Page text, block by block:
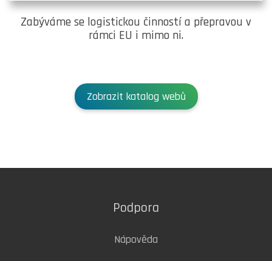
Zabýváme se logistickou činností a přepravou v
rámci EU i mimo ni.
Zobrazit katalog webů
Podpora
Nápověda